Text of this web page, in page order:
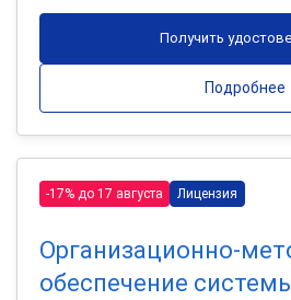
Получить
Подробнее
-17% до 17 августа Лицензия
Организационно-
обеспечение